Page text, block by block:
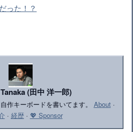
った！？
(田中 洋一郎)
作キーボードを書いてます。 About·
· 経歴· 💖 Sponsor